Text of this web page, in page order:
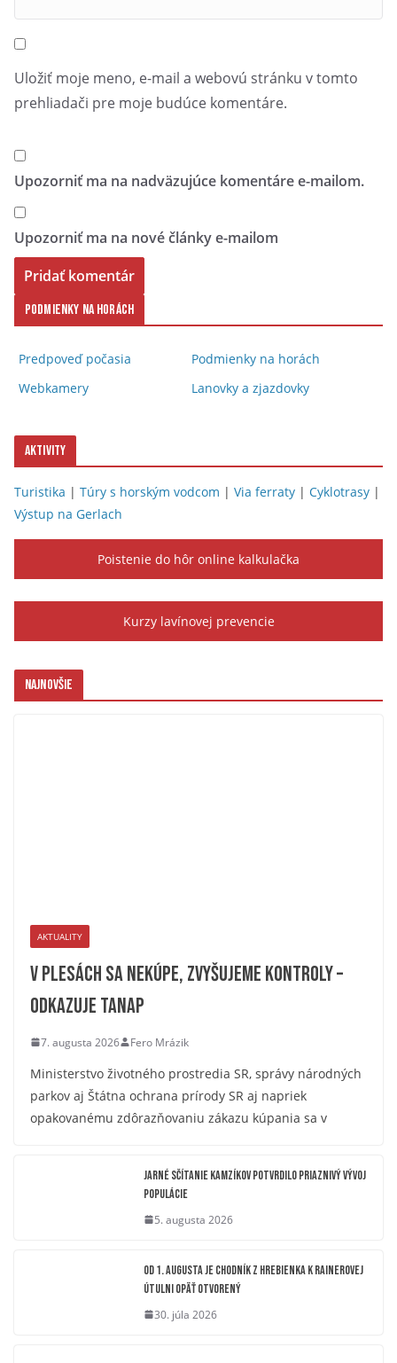
Uložiť moje meno, e-mail a webovú stránku v tomto
prehliadači pre moje budúce komentáre.
Upozorniť ma na nadväzujúce komentáre e-mailom.
Upozorniť ma na nové články e-mailom
Podmienky na horách
Predpoveď počasia
Webkamery
Podmienky na horách
Lanovky a zjazdovky
Aktivity
Turistika | Túry s horským vodcom | Via ferraty | Cyklotrasy |
Výstup na Gerlach
Poistenie do hôr online kalkulačka
Kurzy lavínovej prevencie
Najnovšie
AKTUALITY
V plesách sa nekúpe, zvyšujeme kontroly –
odkazuje TANAP
7. augusta 2026 Fero Mrázik
Ministerstvo životného prostredia SR, správy národných
parkov aj Štátna ochrana prírody SR aj napriek
opakovanému zdôrazňovaniu zákazu kúpania sa v
Jarné sčítanie kamzíkov potvrdilo priaznivý vývoj
populácie
5. augusta 2026
OD 1. AUGUSTA JE CHODNÍK Z HREBIENKA K RAINEROVEJ
ÚTULNI OPÄŤ OTVORENÝ
30. júla 2026